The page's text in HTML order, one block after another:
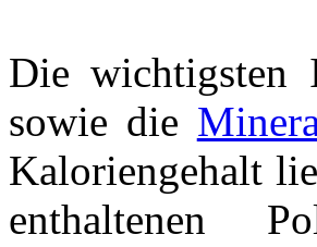
Die wichtigsten
sowie die
Kaloriengehalt
enthaltenen